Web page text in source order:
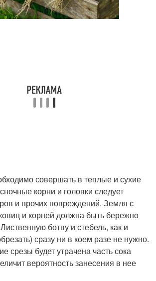
совершать в теплые и сухие
корни и головки следует
и прочих повреждений. Земля с
и корней должна быть бережно
ботву и стебель, как и
сразу ни в коем разе не нужно.
срезы будет утрачена часть сока
вероятность занесения в нее